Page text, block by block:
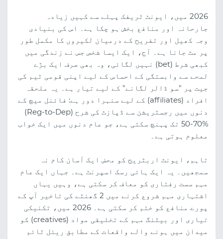
2026 میں، ایونٹ ٹریفک پہلے سے کہیں زیادہ
جارحانہ اور منافع بخش ہو چکا ہے۔ اس کی بنیادی
وجہ کھیل اور تفریح کے درمیان لکیروں کا مکمل طور
پر مٹ جانا ہے۔ آج، ایک ایسا شخص جس نے زندگی میں
کبھی شرط (bet) نہیں لگائی، وہ بھی صرف ایک بڑے
لمحے سے وابستگی کے احساس کے لیے اپنی قومی ٹیم کی
جیت پر "سو ڈالر لگانے" کے لیے تیار ہے۔ یہ ملحقہ
افراد (affiliates) کے لیے سنہرا دور ہے: فائنل میچ کے
دنوں میں رجسٹریشن سے ڈپازٹ کی شرح (Reg-to-Dep)
50-70% تک پہنچ سکتی ہے، جو عام دنوں میں ایک خواب
معلوم ہوتی ہے۔
تاہم، ایونٹ اربٹریج کو محض ایک آسان کام نہ
سمجھیں۔ یہ ایک ہائی رسک اسپرنٹ ہے۔ جہاں ایک عام
مہم سست رفتاری کو معاف کر سکتی ہے، وہیں یہاں
اشتہاری مہم شروع کرنے میں 2 گھنٹے کی تاخیر آپ کے
پورے منافع کو ختم کر سکتی ہے۔ 2026 میں، تکنیکی
تیاری اور بیٹنگ مہم کے تخلیقی مواد (creatives) کو
میدان میں ہونے والے واقعات کے مطابق ریئل ٹائم